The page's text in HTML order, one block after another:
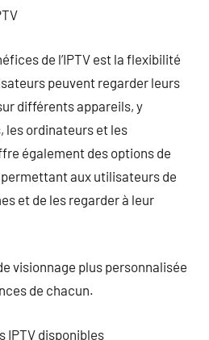
de l’IPTV est la flexibilité
peuvent regarder leurs
différents appareils, y
les ordinateurs et les
également des options de
aux utilisateurs de
et de les regarder à leur
visionnage plus personnalisée
de chacun.
IPTV disponibles